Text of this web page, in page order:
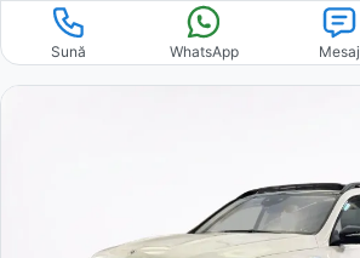
Sună WhatsApp Mesaj